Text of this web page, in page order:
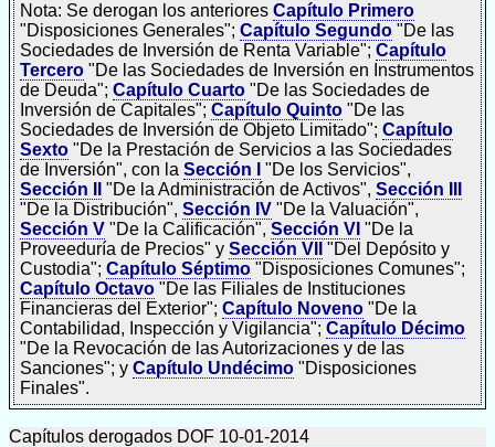
Nota: Se derogan los anteriores Capítulo Primero
"Disposiciones Generales"; Capítulo Segundo "De las
Sociedades de Inversión de Renta Variable"; Capítulo
Tercero "De las Sociedades de Inversión en Instrumentos
de Deuda"; Capítulo Cuarto "De las Sociedades de
Inversión de Capitales"; Capítulo Quinto "De las
Sociedades de Inversión de Objeto Limitado"; Capítulo
Sexto "De la Prestación de Servicios a las Sociedades
de Inversión", con la Sección I
"De los Servicios",
Sección II
"De la Administración de Activos", Sección III
"De la Distribución", Sección IV "De la Valuación",
Sección V "De la Calificación", Sección VI "De la
Proveeduría de Precios" y Sección VII
"Del Depósito y
Custodia"; Capítulo Séptimo "Disposiciones Comunes";
Capítulo Octavo "De las Filiales de Instituciones
Financieras del Exterior"; Capítulo Noveno "De la
Contabilidad, Inspección y Vigilancia"; Capítulo Décimo
"De la Revocación de las Autorizaciones y de las
Sanciones"; y Capítulo Undécimo "Disposiciones
Finales".
Capítulos derogados DOF 10-01-2014